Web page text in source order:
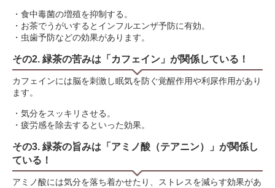
・食中毒菌の増殖を抑制する。
・お茶でうがいするとインフルエンザ予防に有効。
・虫歯予防などの効果があります。
その2. 緑茶の苦みは「カフェイン」が関係している！
カフェインには脳を刺激し眠気を防ぐ覚醒作用や利尿作用があり
ます。
・気分をスッキリさせる。
・疲労感を除去するといった効果。
その3. 緑茶の旨みは「アミノ酸（テアニン）」が関係し
ている！
アミノ酸には気分を落ち着かせたり、ストレスを減らす効果があ